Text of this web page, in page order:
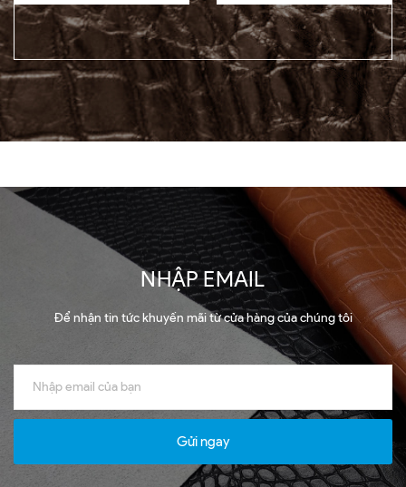
NHẬP EMAIL
Để nhận tin tức khuyến mãi từ cửa hàng của chúng tôi
Gửi ngay